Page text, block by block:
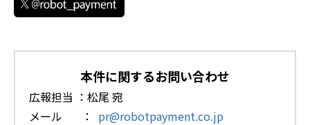
本件に関するお問い合わせ
広報担当 ：松尾 宛
メール ： pr@robotpayment.co.jp